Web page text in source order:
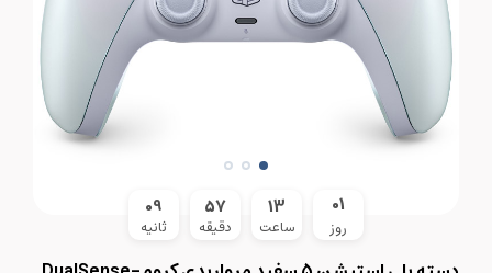
01
روز
13
ساعت
57
دقیقه
08
ثانیه